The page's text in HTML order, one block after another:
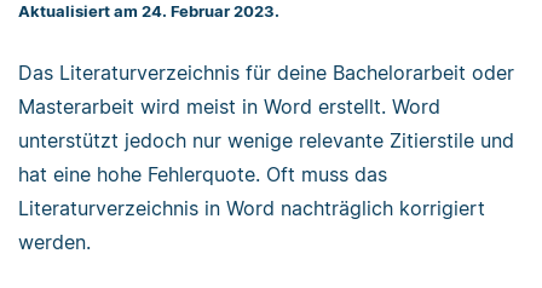
Aktualisiert am 24. Februar 2023.
Das Literaturverzeichnis für deine Bachelorarbeit oder
Masterarbeit wird meist in Word erstellt. Word
unterstützt jedoch nur wenige relevante Zitierstile und
hat eine hohe Fehlerquote. Oft muss das
Literaturverzeichnis in Word nachträglich korrigiert
werden.